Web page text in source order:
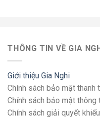
THÔNG TIN VỀ GIA NGHI
Giới thiệu Gia Nghi
Chính sách bảo mật thanh
Chính sách bảo mật thông
Chính sách giải quyết